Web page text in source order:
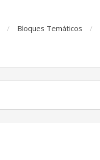
Bloques Temáticos